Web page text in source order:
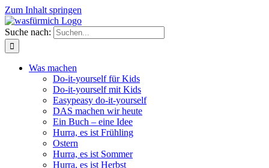
Zum Inhalt springen
Suche nach:
Was machen
Do-it-yourself für Kids
Do-it-yourself mit Kids
Easypeasy do-it-yourself
DAS machen wir heute
Ein Buch – eine Idee
Hurra, es ist Frühling
Ostern
Hurra, es ist Sommer
Hurra, es ist Herbst